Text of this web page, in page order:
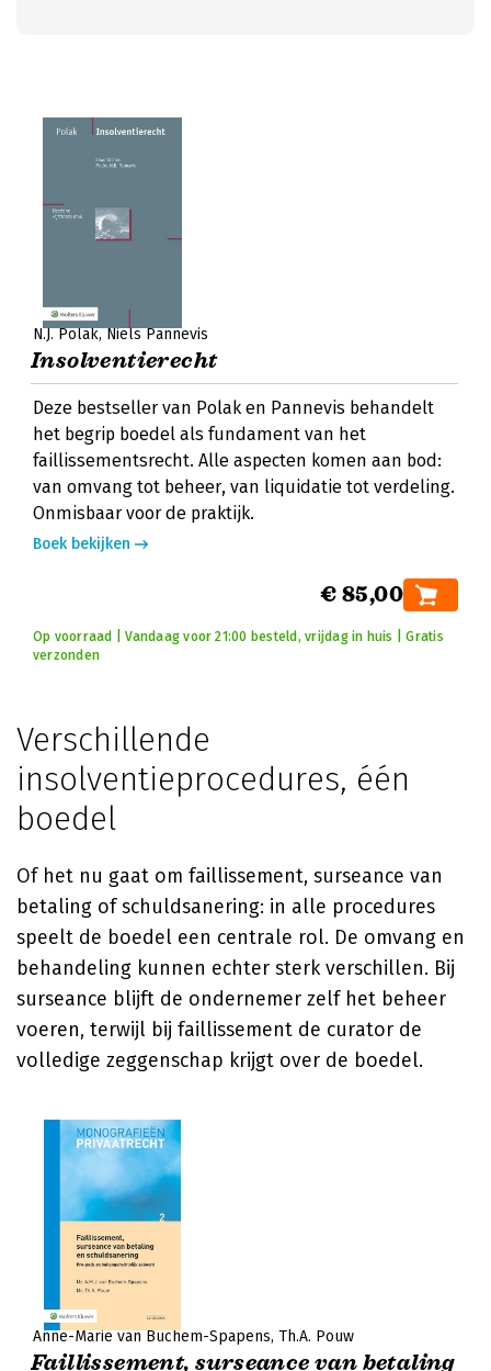
N.J. Polak Niels Pannevis
Insolventierecht
Deze bestseller van Polak en Pannevis behandelt
het begrip boedel als fundament van het
faillissementsrecht. Alle aspecten komen aan bod:
van omvang tot beheer, van liquidatie tot verdeling.
Onmisbaar voor de praktijk.
Boek bekijken
€ 85,00
Op voorraad | Vandaag voor 21:00 besteld, vrijdag in huis | Gratis
verzonden
Verschillende
insolventieprocedures, één
boedel
Of het nu gaat om faillissement, surseance van
betaling of schuldsanering: in alle procedures
speelt de boedel een centrale rol. De omvang en
behandeling kunnen echter sterk verschillen. Bij
surseance blijft de ondernemer zelf het beheer
voeren, terwijl bij faillissement de curator de
volledige zeggenschap krijgt over de boedel.
Anne-Marie van Buchem-Spapens Th.A. Pouw
Faillissement, surseance van betaling